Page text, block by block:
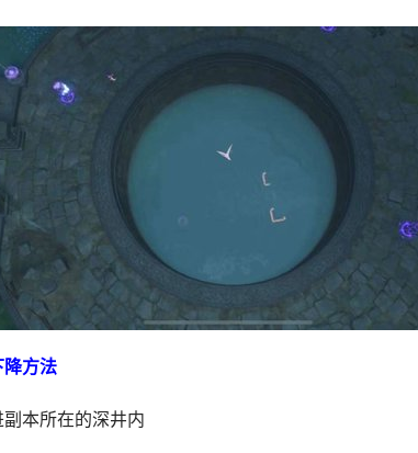
方法
本所在的深井内